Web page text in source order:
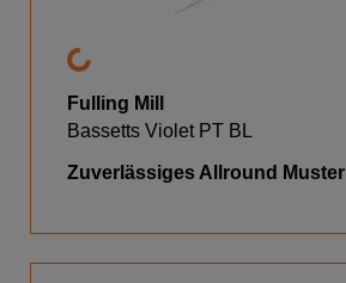
Fulling Mill
Bassetts Violet PT BL
Zuverlässiges Allround Muster